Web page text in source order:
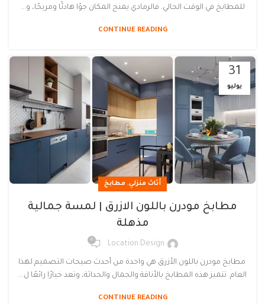
للمطابخ في الوقت الحالي. فالرمادي يمنح المكان جوًا هادئًا ومريحًا، و...
CONTINUE READING
31
يوليو
أثاث منزلي, مطابخ
مطابخ مودرن باللون الازرق | لمسة جمالية
مذهلة
Location Design
0
مطابخ مودرن باللون الأزرق هي واحدة من أحدث صيحات التصميم لهذا
العام. تتميز هذه المطابخ بالأناقة والجمال والحداثة، وتعد خيارًا رائعًا ل...
CONTINUE READING